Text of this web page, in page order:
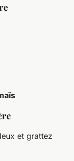
et grattez